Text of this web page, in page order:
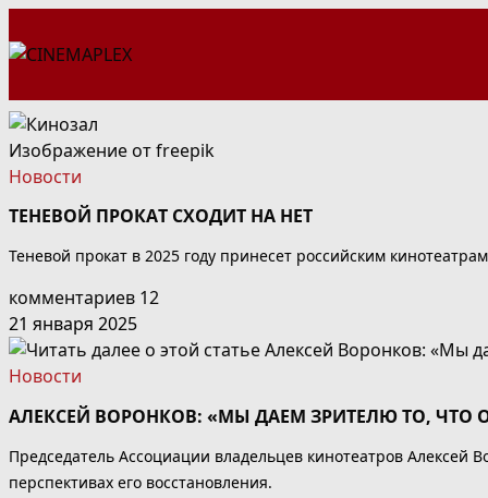
к
Изображение от freepik
Новости
ТЕНЕВОЙ ПРОКАТ СХОДИТ НА НЕТ
Теневой прокат в 2025 году принесет российским
комментариев 12
21 января 2025
Новости
АЛЕКСЕЙ ВОРОНКОВ: «МЫ ДАЕМ ЗРИТЕЛЮ ТО, ЧТО
Председатель Ассоциации владельцев кинотеатров Алексей
перспективах его восстановления.